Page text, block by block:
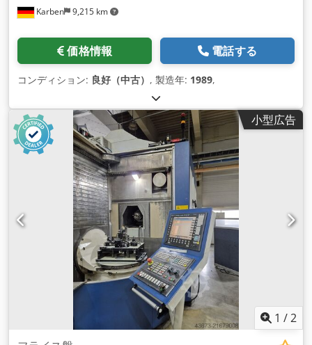
Karben 9,215 km
価格情報 電話する
コンディション: 良好（中古） , 製造年: 1989,
小型広告
1 /2